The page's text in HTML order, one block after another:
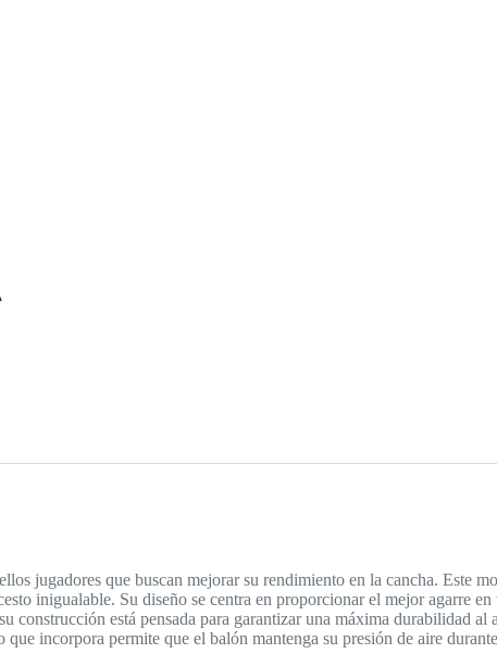
jugadores que buscan mejorar su rendimiento en la cancha. Este
inigualable. Su diseño se centra en proporcionar el mejor agarre
construcción está pensada para garantizar una máxima durabilidad
incorpora permite que el balón mantenga su presión de aire